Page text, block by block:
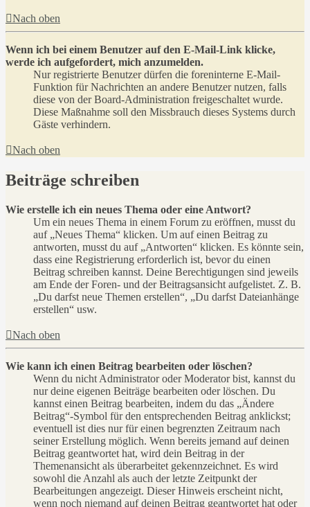
Nach oben
Wenn ich bei einem Benutzer auf den E-Mail-Link klicke,
werde ich aufgefordert, mich anzumelden.
Nur registrierte Benutzer dürfen die foreninterne E-Mail-
Funktion für Nachrichten an andere Benutzer nutzen, falls
diese von der Board-Administration freigeschaltet wurde.
Diese Maßnahme soll den Missbrauch dieses Systems durch
Gäste verhindern.
Nach oben
Beiträge schreiben
Wie erstelle ich ein neues Thema oder eine Antwort?
Um ein neues Thema in einem Forum zu eröffnen, musst du
auf „Neues Thema“ klicken. Um auf einen Beitrag zu
antworten, musst du auf „Antworten“ klicken. Es könnte sein,
dass eine Registrierung erforderlich ist, bevor du einen
Beitrag schreiben kannst. Deine Berechtigungen sind jeweils
am Ende der Foren- und der Beitragsansicht aufgelistet. Z. B.
„Du darfst neue Themen erstellen“, „Du darfst Dateianhänge
erstellen“ usw.
Nach oben
Wie kann ich einen Beitrag bearbeiten oder löschen?
Wenn du nicht Administrator oder Moderator bist, kannst du
nur deine eigenen Beiträge bearbeiten oder löschen. Du
kannst einen Beitrag bearbeiten, indem du das „Ändere
Beitrag“-Symbol für den entsprechenden Beitrag anklickst;
eventuell ist dies nur für einen begrenzten Zeitraum nach
seiner Erstellung möglich. Wenn bereits jemand auf deinen
Beitrag geantwortet hat, wird dein Beitrag in der
Themenansicht als überarbeitet gekennzeichnet. Es wird
sowohl die Anzahl als auch der letzte Zeitpunkt der
Bearbeitungen angezeigt. Dieser Hinweis erscheint nicht,
wenn noch niemand auf deinen Beitrag geantwortet hat oder